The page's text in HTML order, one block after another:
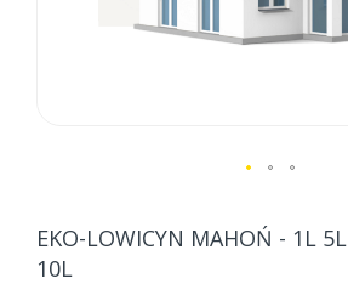
the
beginning
EKO-LOWICYN MAHOŃ - 1L 5L
10L